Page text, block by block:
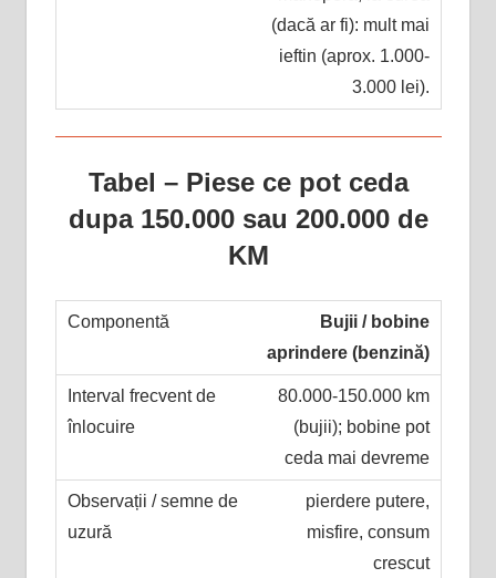
(dacă ar fi): mult mai
ieftin (aprox. 1.000-
3.000 lei).
Tabel – Piese ce pot ceda
dupa 150.000 sau 200.000 de
KM
Bujii / bobine
aprindere (benzină)
80.000-150.000 km
(bujii); bobine pot
ceda mai devreme
pierdere putere,
misfire, consum
crescut